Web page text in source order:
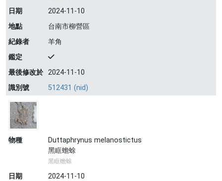
日期
2024-11-10
地點
台南市柳營區
紀錄者
羊角
鑑定
最後修改於 2024-11-10
識別號
512431 (nid)
物種
Duttaphrynus melanostictus
黑眶蟾蜍
黑眶蟾蜍
日期
2024-11-10